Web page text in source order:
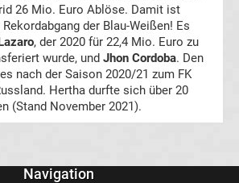
26 Mio. Euro Ablöse. Damit ist
der Blau-Weißen! Es
, der 2020 für 22,4 Mio. Euro zu
wurde, und Jhon Cordoba. Den
nach der Saison 2020/21 zum FK
Hertha durfte sich über 20
(Stand November 2021).
Navigation